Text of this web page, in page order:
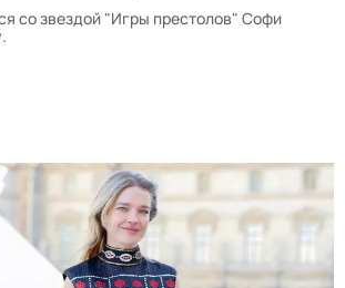
со звездой "Игры престолов" Софи